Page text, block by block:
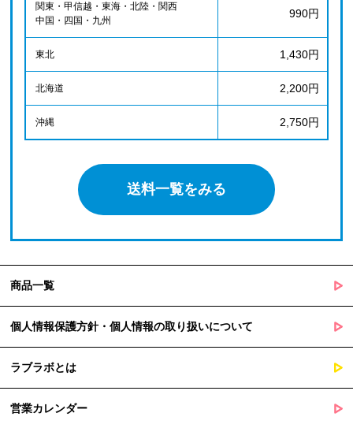
関東・甲信越・東海・北陸・関西
中国・四国・九州
990円
東北 1,430円
北海道 2,200円
沖縄 2,750円
送料一覧をみる
商品一覧
個人情報保護方針・個人情報の取り扱いについて
ラブラボとは
営業カレンダー